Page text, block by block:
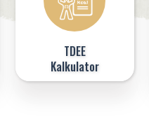
TDEE
Kalkulator